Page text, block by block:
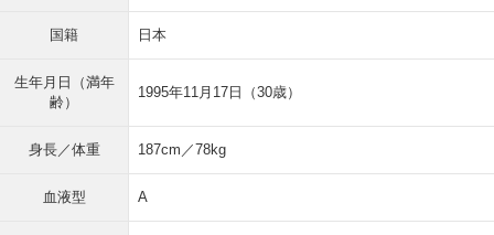
国籍 日本
生年月日（満年
齢）
1995年11月17日（30歳）
身長／体重 187cm／78kg
血液型 A